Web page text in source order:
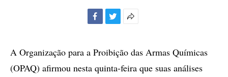
compartilhamento
A Organização para a Proibição das Armas Químicas
(OPAQ) afirmou nesta quinta-feira que suas análises